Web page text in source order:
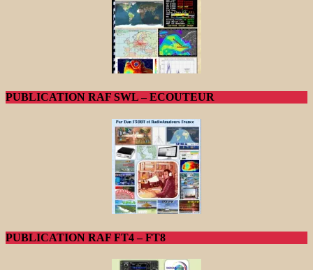
PUBLICATION RAF SWL – ECOUTEUR
PUBLICATION RAF FT4 – FT8